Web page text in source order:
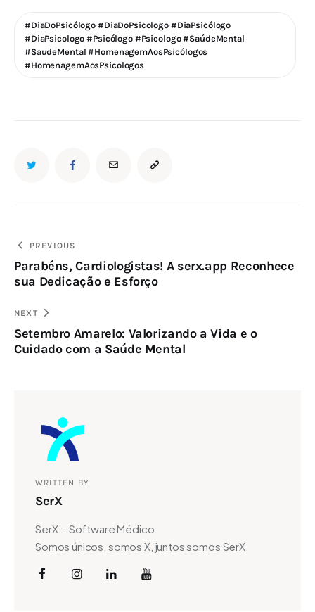
#DiaDoPsicólogo #DiaDoPsicologo #DiaPsicólogo
#DiaPsicologo #Psicólogo #Psicologo #SaúdeMental
#SaudeMental #HomenagemAosPsicólogos
#HomenagemAosPsicologos
Navegação
de
Post
PREVIOUS
Parabéns, Cardiologistas! A serx.app Reconhece
sua Dedicação e Esforço
NEXT
Setembro Amarelo: Valorizando a Vida e o
Cuidado com a Saúde Mental
WRITTEN BY
SerX
SerX :: Software Médico
Somos únicos, somos X, juntos somos SerX.